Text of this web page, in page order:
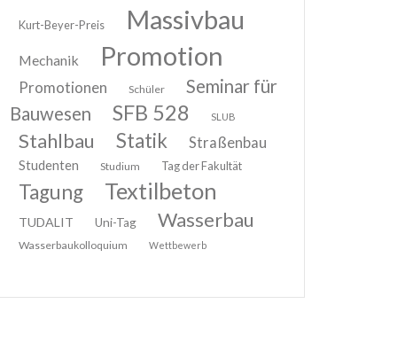
Kurt-Beyer-Preis Massivbau
Mechanik Promotion
Promotionen Schüler
Seminar für
Bauwesen
SFB 528 SLUB
Stahlbau Statik Straßenbau
Studenten Studium Tag der Fakultät
Tagung Textilbeton
TUDALIT Uni-Tag Wasserbau
Wasserbaukolloquium Wettbewerb